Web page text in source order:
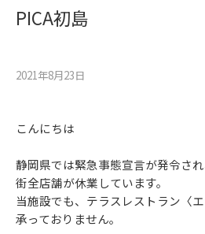
PICA初島
2021年8月23⽇
こんにちは
静岡県では緊急事態宣言が発令さ
街全店舗が休業しています。
当施設でも、テラスレストラン〈
承っておりません。